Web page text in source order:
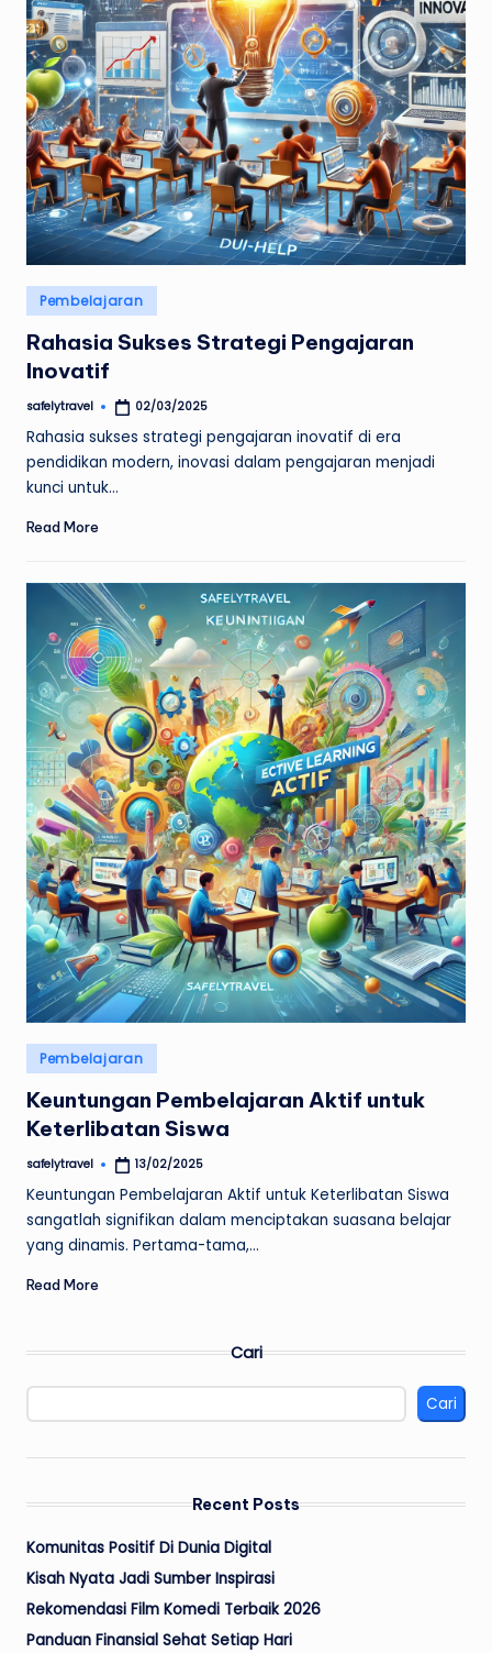
Posted
in
Pembelajaran
Rahasia Sukses Strategi Pengajaran
Inovatif
Posted
safelytravel 02/03/2025
Rahasia sukses strategi pengajaran inovatif di era
pendidikan modern, inovasi dalam pengajaran menjadi
kunci untuk…
Read More
Posted
in
Pembelajaran
Keuntungan Pembelajaran Aktif untuk
Keterlibatan Siswa
Posted
safelytravel 13/02/2025
Keuntungan Pembelajaran Aktif untuk Keterlibatan Siswa
sangatlah signifikan dalam menciptakan suasana belajar
yang dinamis. Pertama-tama,…
Read More
Cari
Cari
Recent Posts
Komunitas Positif Di Dunia Digital
Kisah Nyata Jadi Sumber Inspirasi
Rekomendasi Film Komedi Terbaik 2026
Panduan Finansial Sehat Setiap Hari